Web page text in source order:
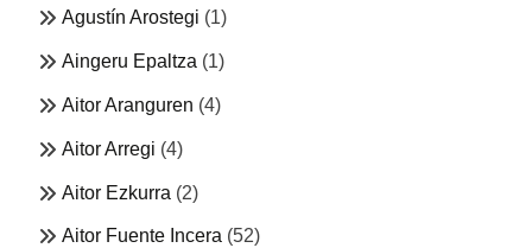
Agustín Arostegi (1)
Aingeru Epaltza (1)
Aitor Aranguren (4)
Aitor Arregi (4)
Aitor Ezkurra (2)
Aitor Fuente Incera (52)